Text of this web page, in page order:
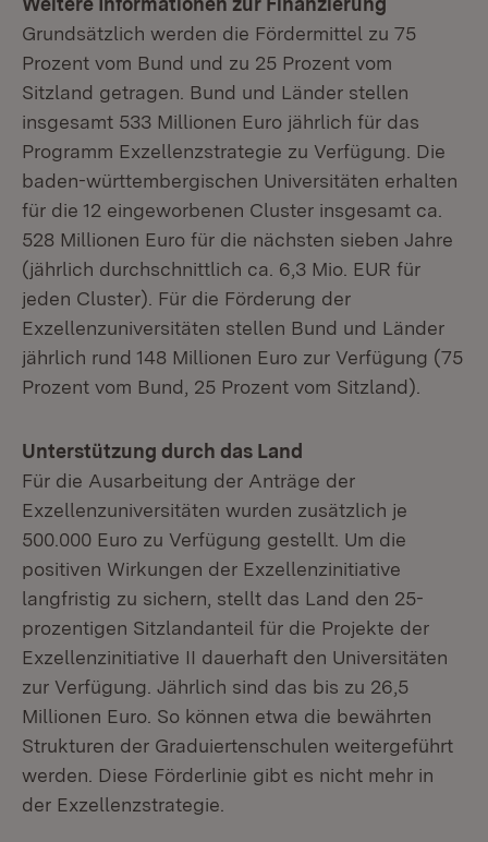
Grundsätzlich werden die Fördermittel zu 75
Prozent vom Bund und zu 25 Prozent vom
Sitzland getragen. Bund und Länder stellen
insgesamt 533 Millionen Euro jährlich für das
Programm Exzellenzstrategie zu Verfügung. Die
baden-württembergischen Universitäten erhalten
für die 12 eingeworbenen Cluster insgesamt ca.
528 Millionen Euro für die nächsten sieben Jahre
(jährlich durchschnittlich ca. 6,3 Mio. EUR für
jeden Cluster). Für die Förderung der
Exzellenzuniversitäten stellen Bund und Länder
jährlich rund 148 Millionen Euro zur Verfügung (75
Prozent vom Bund, 25 Prozent vom Sitzland).
Unterstützung durch das Land
Für die Ausarbeitung der Anträge der
Exzellenzuniversitäten wurden zusätzlich je
500.000 Euro zu Verfügung gestellt. Um die
positiven Wirkungen der Exzellenzinitiative
langfristig zu sichern, stellt das Land den 25-
prozentigen Sitzlandanteil für die Projekte der
Exzellenzinitiative II dauerhaft den Universitäten
zur Verfügung. Jährlich sind das bis zu 26,5
Millionen Euro. So können etwa die bewährten
Strukturen der Graduiertenschulen weitergeführt
werden. Diese Förderlinie gibt es nicht mehr in
der Exzellenzstrategie.